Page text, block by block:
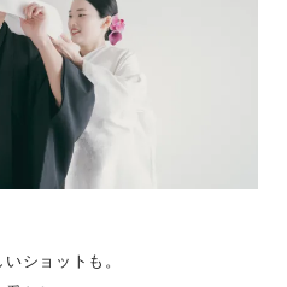
ショットも。